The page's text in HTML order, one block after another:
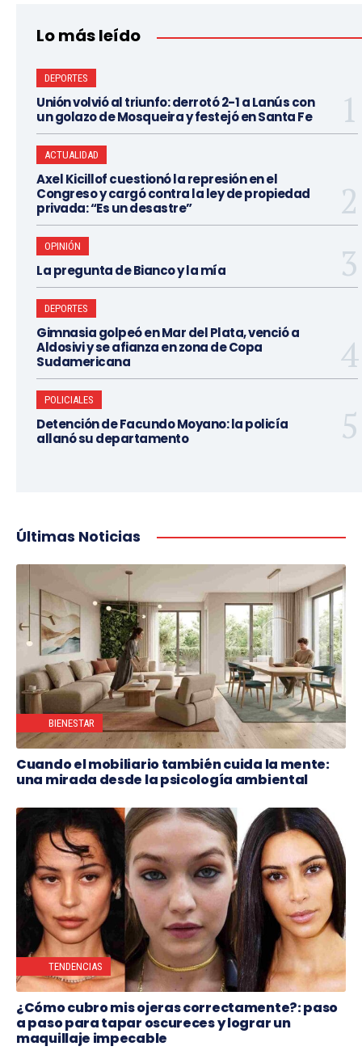
Lo más leído
DEPORTES
Unión volvió al triunfo: derrotó 2-1 a Lanús con
un golazo de Mosqueira y festejó en Santa Fe
ACTUALIDAD
Axel Kicillof cuestionó la represión en el
Congreso y cargó contra la ley de propiedad
privada: “Es un desastre”
OPINIÓN
La pregunta de Bianco y la mía
DEPORTES
Gimnasia golpeó en Mar del Plata, venció a
Aldosivi y se afianza en zona de Copa
Sudamericana
POLICIALES
Detención de Facundo Moyano: la policía
allanó su departamento
Últimas Noticias
BIENESTAR
Cuando el mobiliario también cuida la mente:
una mirada desde la psicología ambiental
TENDENCIAS
¿Cómo cubro mis ojeras correctamente?: paso
a paso para tapar oscureces y lograr un
maquillaje impecable